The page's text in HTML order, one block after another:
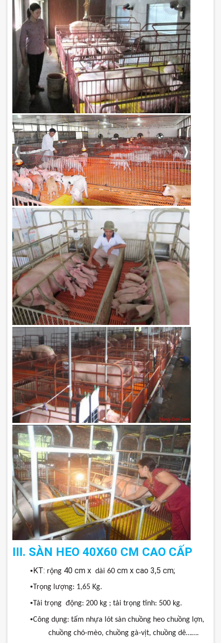
III. SÀN HEO 40X60 CM CAO CẤP
•KT: rộng 40 cm x dài 60 cm x cao 3,5 cm;
•Trọng lượng: 1,65 Kg.
•Tải trọng động: 200 kg ;tải trọng tĩnh: 500 kg.
•Công dụng:tấm nhựa lót sàn chuồng heo chuồng lợn,
chuồng chó-mèo, chuồng gà-vịt, chuồng dê…….